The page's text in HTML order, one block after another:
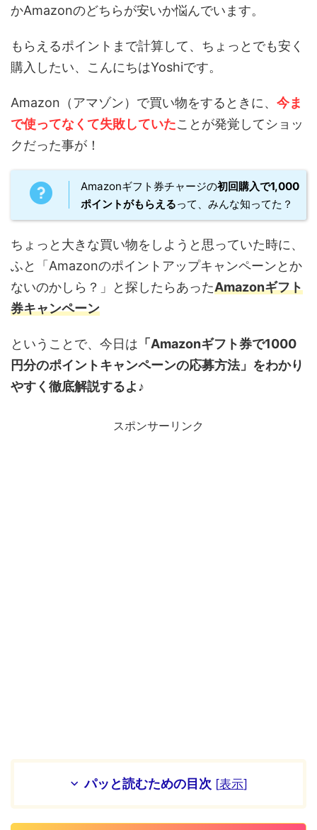
かAmazonのどちらが安いか悩んでいます。
もらえるポイントまで計算して、ちょっとでも安く
購入したい、こんにちはYoshiです。
Amazon（アマゾン）で買い物をするときに、 今ま
で使ってなくて失敗していたことが発覚してショッ
クだった事が！
Amazonギフト券チャージの初回購入で1,000
ポイントがもらえるって、みんな知ってた？
ちょっと大きな買い物をしようと思っていた時に、
ふと「Amazonのポイントアップキャンペーンとか
ないのかしら？」と探したらあったAmazonギフト
券キャンペーン
ということで、今日は 「Amazonギフト券で1000
円分のポイントキャンペーンの応募方法」をわかり
やすく徹底解説するよ♪
スポンサーリンク
パッと読むための目次 [表示]